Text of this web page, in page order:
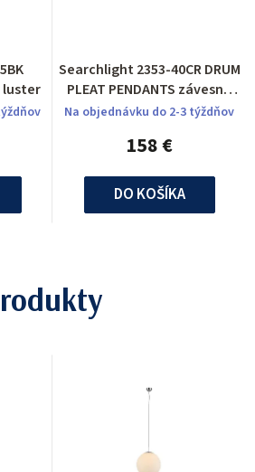
luster
Searchlight 2353-40CR DRUM
PLEAT PENDANTS závesné
svietidlo
Na objednávku do 2-3 týždňov
158 €
DO KOŠÍKA